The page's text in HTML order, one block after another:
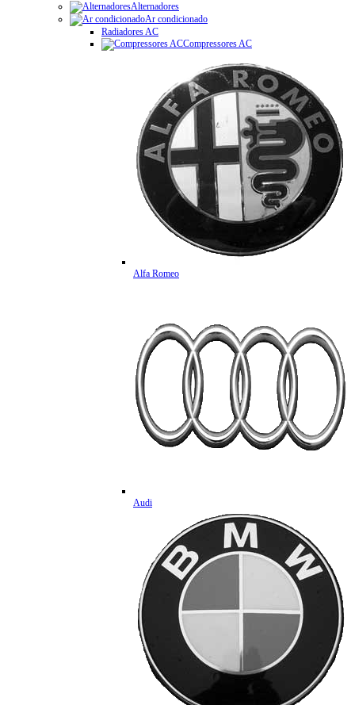
Alternadores
Ar condicionado
Radiadores AC
Compressores AC
Alfa Romeo
Audi